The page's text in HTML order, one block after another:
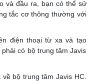
và đầu ra, bạn có thể sử
tắc cơ thông thường với
điện thoại từ xa và tạo
có bộ trung tâm Javis
bộ trung tâm Javis HC.